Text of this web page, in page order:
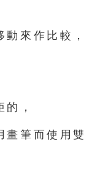
來作比較，
，
畫筆而使用雙